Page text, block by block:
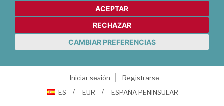
ACEPTAR
RECHAZAR
CAMBIAR PREFERENCIAS
Iniciar sesión
Registrarse
ES
EUR ESPAÑA PENINSULAR